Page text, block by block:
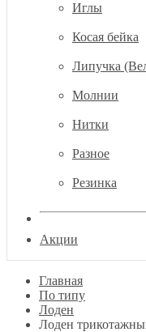
Иглы
Косая бейка
Липучка
Молнии
Нитки
Разное
Резинка
Акции
Главная
По типу
Лоден
Лоден